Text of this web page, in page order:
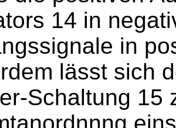
14 in
in
lässt sich
Schaltung 15